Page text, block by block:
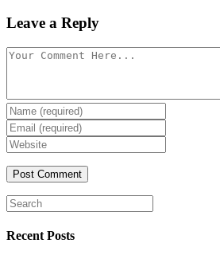
Leave a Reply
Comment
Enter
your
name
or
username
Enter
your
email
Enter
your
website
URL
(optional)
Search
for:
Recent Posts